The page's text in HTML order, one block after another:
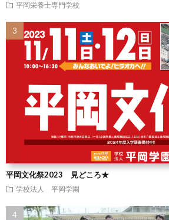
平岡栄養士専門学校
平岡文化祭2023 見どころ★
学校法人 平岡学園